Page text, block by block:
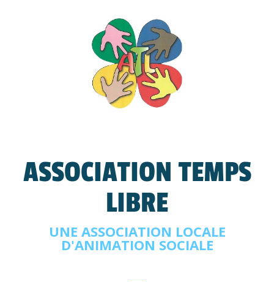
ASSOCIATION TEMPS
LIBRE
UNE ASSOCIATION LOCALE
D'ANIMATION SOCIALE